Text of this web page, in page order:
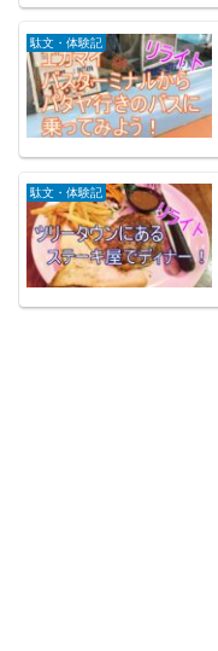
駄文・体験記
駄文・体験記